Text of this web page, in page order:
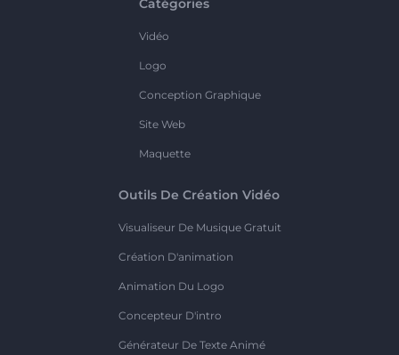
Catégories
Vidéo
Logo
Conception Graphique
Site Web
Maquette
Outils De Création Vidéo
Visualiseur De Musique Gratuit
Création D'animation
Animation Du Logo
Concepteur D'intro
Générateur De Texte Animé